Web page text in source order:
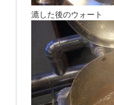
漉した後のウォート